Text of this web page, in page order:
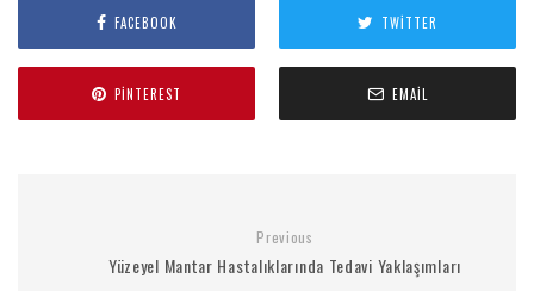
FACEBOOK TWITTER
PINTEREST EMAIL
Previous
Yüzeyel Mantar Hastalıklarında Tedavi Yaklaşımları